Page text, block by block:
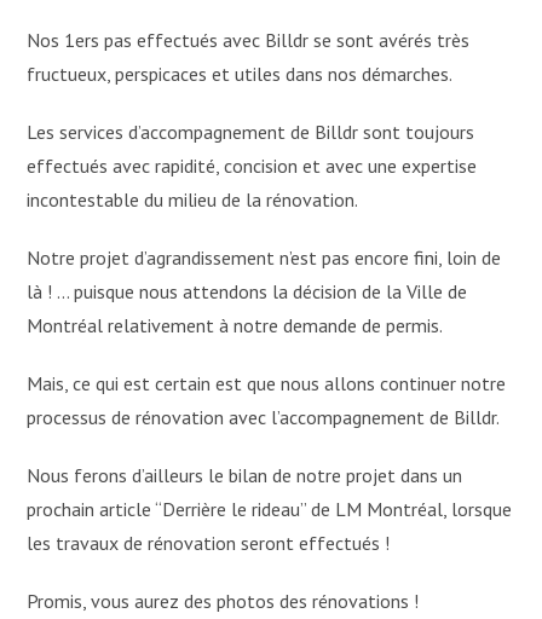
Nos 1ers pas effectués avec Billdr se sont avérés très
fructueux, perspicaces et utiles dans nos démarches.
Les services d’accompagnement de Billdr sont toujours
effectués avec rapidité, concision et avec une expertise
incontestable du milieu de la rénovation.
Notre projet d’agrandissement n’est pas encore fini, loin de
là ! … puisque nous attendons la décision de la Ville de
Montréal relativement à notre demande de permis.
Mais, ce qui est certain est que nous allons continuer notre
processus de rénovation avec l’accompagnement de Billdr.
Nous ferons d’ailleurs le bilan de notre projet dans un
prochain article “Derrière le rideau” de LM Montréal, lorsque
les travaux de rénovation seront effectués !
Promis, vous aurez des photos des rénovations !